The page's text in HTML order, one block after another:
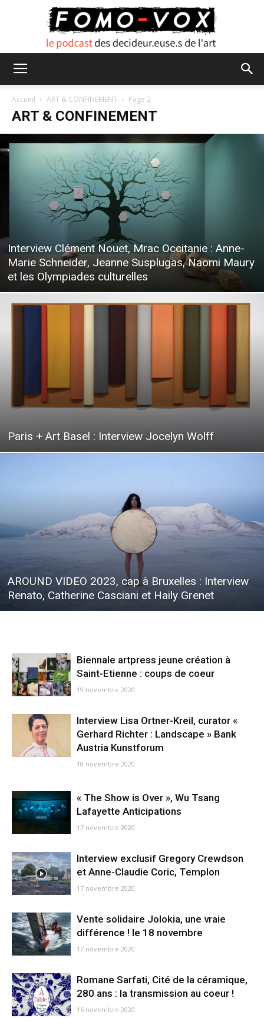
Accueil ART & CONFINEMENT Page 2
ART & CONFINEMENT
Interview Clément Nouet, Mrac Occitanie : Anne-
Marie Schneider, Jeanne Susplugas, Naomi Maury
et les Olympiades culturelles
Paris + Art Basel : Interview Jocelyn Wolff
AROUND VIDEO 2023, cap à Bruxelles : Interview
Renato, Catherine Casciani et Haily Grenet
Biennale artpress jeune création à
Saint-Etienne : coups de coeur
19 novembre 2020
Interview Lisa Ortner-Kreil, curator «
Gerhard Richter : Landscape » Bank
Austria Kunstforum
18 novembre 2020
« The Show is Over », Wu Tsang
Lafayette Anticipations
17 novembre 2020
Interview exclusif Gregory Crewdson
et Anne-Claudie Coric, Templon
17 novembre 2020
Vente solidaire Jolokia, une vraie
différence ! le 18 novembre
17 novembre 2020
Romane Sarfati, Cité de la céramique,
280 ans : la transmission au coeur !
16 novembre 2020